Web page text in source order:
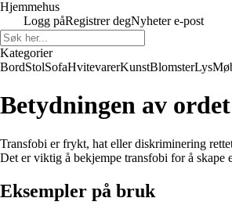
Hjemmehus
Logg påRegistrer degNyheter e-post
Kategorier
BordStolSofaHvitevarerKunstBlomsterLys
Betydningen av
Transfobi er frykt, hat eller diskriminering
Det er viktig å bekjempe transfobi for å
Eksempler på bruk